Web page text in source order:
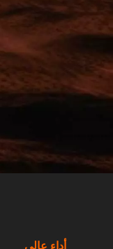
أداء عالي